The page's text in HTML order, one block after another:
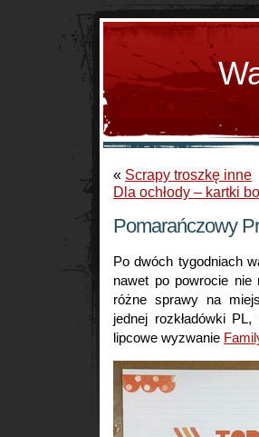
« Scrapy troszkę inne
Dla ochłody – kartki
Pomarańczowy
Po dwóch tygodniach
nawet po powrocie nie
różne sprawy na
jednej rozkładówki
lipcowe wyzwanie